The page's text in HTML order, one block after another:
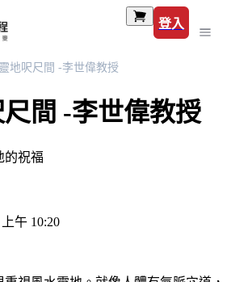
登入
地呎尺間 -李世偉教授
間 -李世偉教授
的祝福
午 10:20